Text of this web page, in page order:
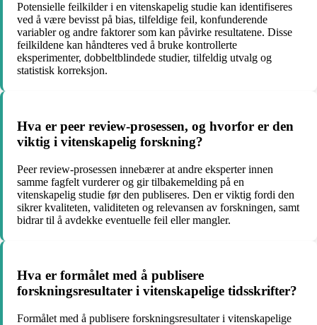
Potensielle feilkilder i en vitenskapelig studie kan identifiseres
ved å være bevisst på bias, tilfeldige feil, konfunderende
variabler og andre faktorer som kan påvirke resultatene. Disse
feilkildene kan håndteres ved å bruke kontrollerte
eksperimenter, dobbeltblindede studier, tilfeldig utvalg og
statistisk korreksjon.
Hva er peer review-prosessen, og hvorfor er den
viktig i vitenskapelig forskning?
Peer review-prosessen innebærer at andre eksperter innen
samme fagfelt vurderer og gir tilbakemelding på en
vitenskapelig studie før den publiseres. Den er viktig fordi den
sikrer kvaliteten, validiteten og relevansen av forskningen, samt
bidrar til å avdekke eventuelle feil eller mangler.
Hva er formålet med å publisere
forskningsresultater i vitenskapelige tidsskrifter?
Formålet med å publisere forskningsresultater i vitenskapelige